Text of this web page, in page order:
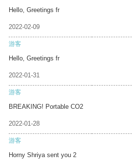
Hello, Greetings fr
2022-02-09
游客
Hello, Greetings fr
2022-01-31
游客
BREAKING! Portable CO2
2022-01-28
游客
Horny Shriya sent you 2